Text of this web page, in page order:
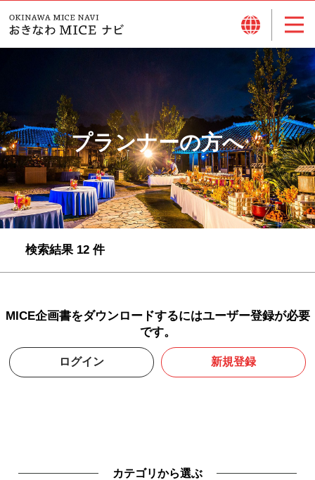
プランナーの方へ
検索結果 12 件
MICE企画書をダウンロードするにはユーザー登録が必要
です。
ログイン 新規登録
カテゴリから選ぶ